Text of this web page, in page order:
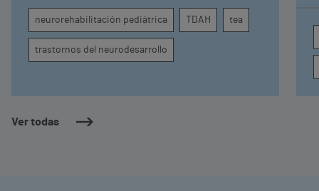
Ver todas
atención, la regulación emocional y la
conducta
neurorehabilitación pediátrica TDAH tea
trastornos del neurodesarrollo